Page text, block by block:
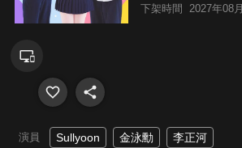
下架時間 2027年08
演員 Sullyoon 金泳勳 李正河